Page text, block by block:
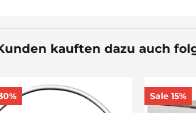
kauften dazu auch
Sale 15%